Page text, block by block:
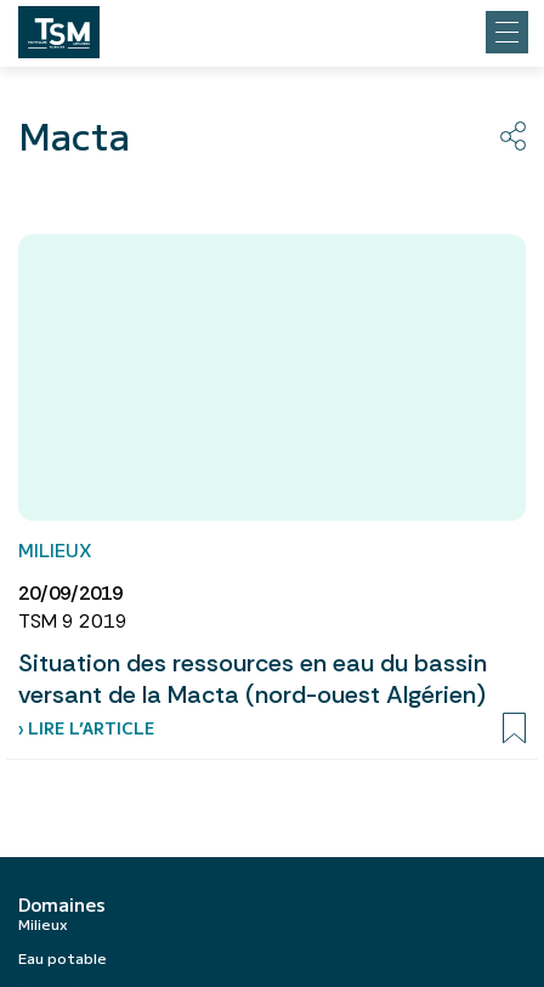
Macta
MILIEUX
20/09/2019
TSM 9 2019
Situation des ressources en eau du bassin
versant de la Macta (nord-ouest Algérien)
› LIRE L’ARTICLE
Domaines
Milieux
Eau potable